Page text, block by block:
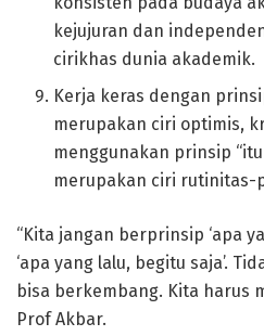
kejujuran dan
cirikhas dunia akademik.
Kerja keras dengan
merupakan ciri optimis,
menggunakan prinsip
merupakan ciri rutinitas-
“Kita jangan berprinsip ‘apa
‘apa yang lalu, begitu saja’.
bisa berkembang. Kita harus
Prof Akbar.